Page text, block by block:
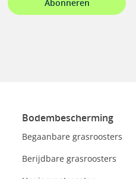
Abonneren
Bodembescherming
Begaanbare grasroosters
Berijdbare grasroosters